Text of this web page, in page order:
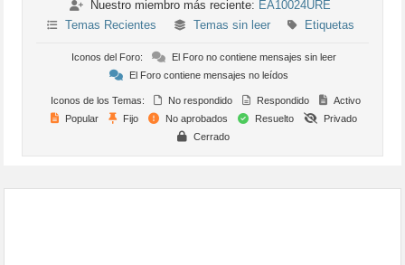
Nuestro miembro más reciente: EA10024URE
Temas Recientes
Temas sin leer Etiquetas
Iconos del Foro:
El Foro no contiene mensajes sin leer
El Foro contiene mensajes no leídos
Iconos de los Temas: No respondido Respondido
Activo
Popular
Fijo No aprobados Resuelto
Privado
Cerrado